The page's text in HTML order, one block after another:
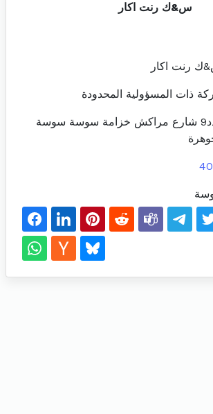
س&ك رنت اكار
رنت اكار
ذات المسؤولية المحدودة
عدد9 شارع مراكش خزامة سوسة سوسة